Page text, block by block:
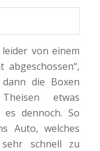
von einem
die Boxen
etwas
dennoch. So
Auto, welches
schnell zu